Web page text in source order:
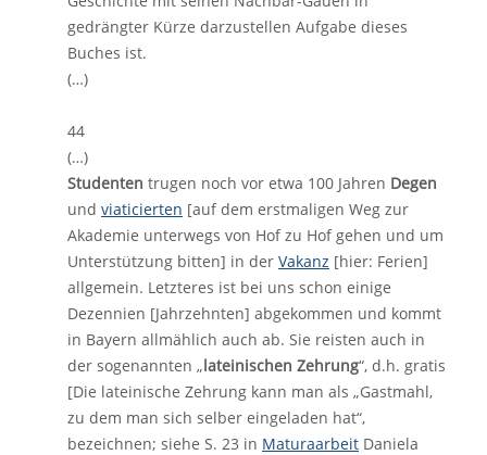
gedrängter Kürze darzustellen Aufgabe dieses
Buches ist.
(…)
44
(…)
Studenten trugen noch vor etwa 100 Jahren Degen
und viaticierten [auf dem erstmaligen Weg zur
Akademie unterwegs von Hof zu Hof gehen und um
Unterstützung bitten] in der Vakanz [hier: Ferien]
allgemein. Letzteres ist bei uns schon einige
Dezennien [Jahrzehnten] abgekommen und kommt
in Bayern allmählich auch ab. Sie reisten auch in
der sogenannten „lateinischen Zehrung“, d.h. gratis
[Die lateinische Zehrung kann man als „Gastmahl,
zu dem man sich selber eingeladen hat“,
bezeichnen; siehe S. 23 in Maturaarbeit Daniela